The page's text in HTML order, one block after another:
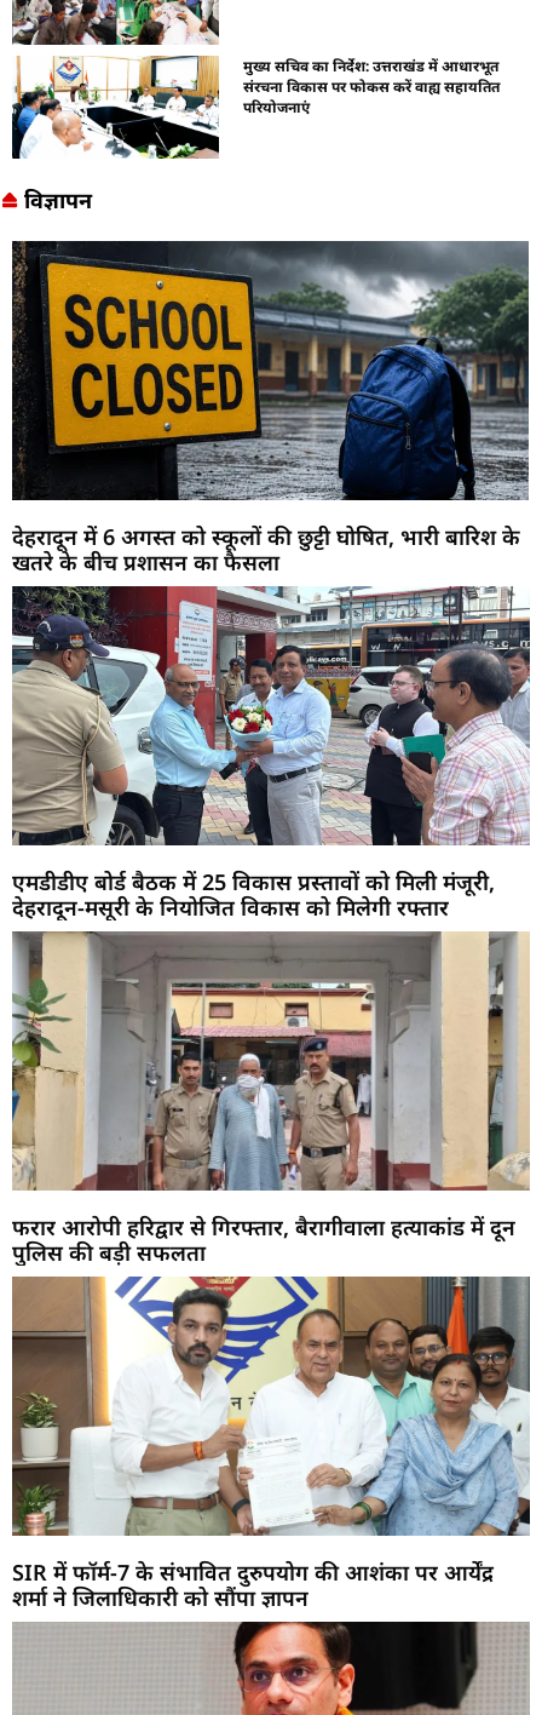
मुख्य सचिव का निर्देश: उत्तराखंड में आधारभूत
संरचना विकास पर फोकस करें वाह्य सहायतित
परियोजनाएं
विज्ञापन
देहरादून में 6 अगस्त को स्कूलों की छुट्टी घोषित, भारी बारिश के
खतरे के बीच प्रशासन का फैसला
एमडीडीए बोर्ड बैठक में 25 विकास प्रस्तावों को मिली मंजूरी,
देहरादून-मसूरी के नियोजित विकास को मिलेगी रफ्तार
फरार आरोपी हरिद्वार से गिरफ्तार, बैरागीवाला हत्याकांड में दून
पुलिस की बड़ी सफलता
SIR में फॉर्म-7 के संभावित दुरुपयोग की आशंका पर आर्येंद्र
शर्मा ने जिलाधिकारी को सौंपा ज्ञापन